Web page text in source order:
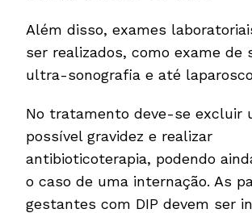
Além disso, exames
ser realizados, como exame de
ultra-sonografia e até
No tratamento deve-se excluir
possível gravidez e realizar
antibioticoterapia, podendo
o caso de uma internação. As
gestantes com DIP devem ser